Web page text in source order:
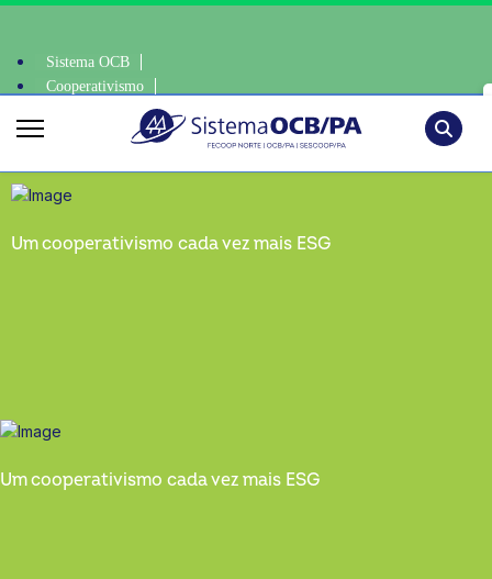
Sistema OCB
Cooperativismo
Um cooperativismo cada vez mais ESG
Um cooperativismo cada vez mais ESG